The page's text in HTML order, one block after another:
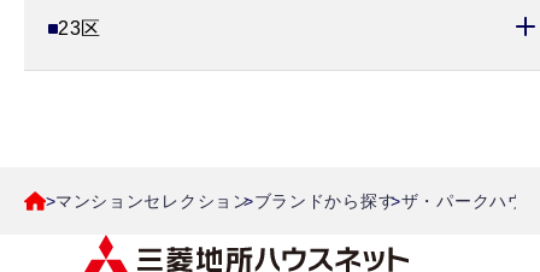
23区
マンションセレクション ブランドから探す ザ・パークハウ